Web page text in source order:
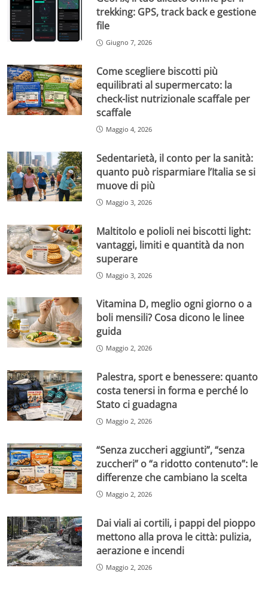
trekking: GPS, track back e gestione
file
Giugno 7, 2026
Come scegliere biscotti più
equilibrati al supermercato: la
check-list nutrizionale scaffale per
scaffale
Maggio 4, 2026
Sedentarietà, il conto per la sanità:
quanto può risparmiare l’Italia se si
muove di più
Maggio 3, 2026
Maltitolo e polioli nei biscotti light:
vantaggi, limiti e quantità da non
superare
Maggio 3, 2026
Vitamina D, meglio ogni giorno o a
boli mensili? Cosa dicono le linee
guida
Maggio 2, 2026
Palestra, sport e benessere: quanto
costa tenersi in forma e perché lo
Stato ci guadagna
Maggio 2, 2026
“Senza zuccheri aggiunti”, “senza
zuccheri” o “a ridotto contenuto”: le
differenze che cambiano la scelta
Maggio 2, 2026
Dai viali ai cortili, i pappi del pioppo
mettono alla prova le città: pulizia,
aerazione e incendi
Maggio 2, 2026